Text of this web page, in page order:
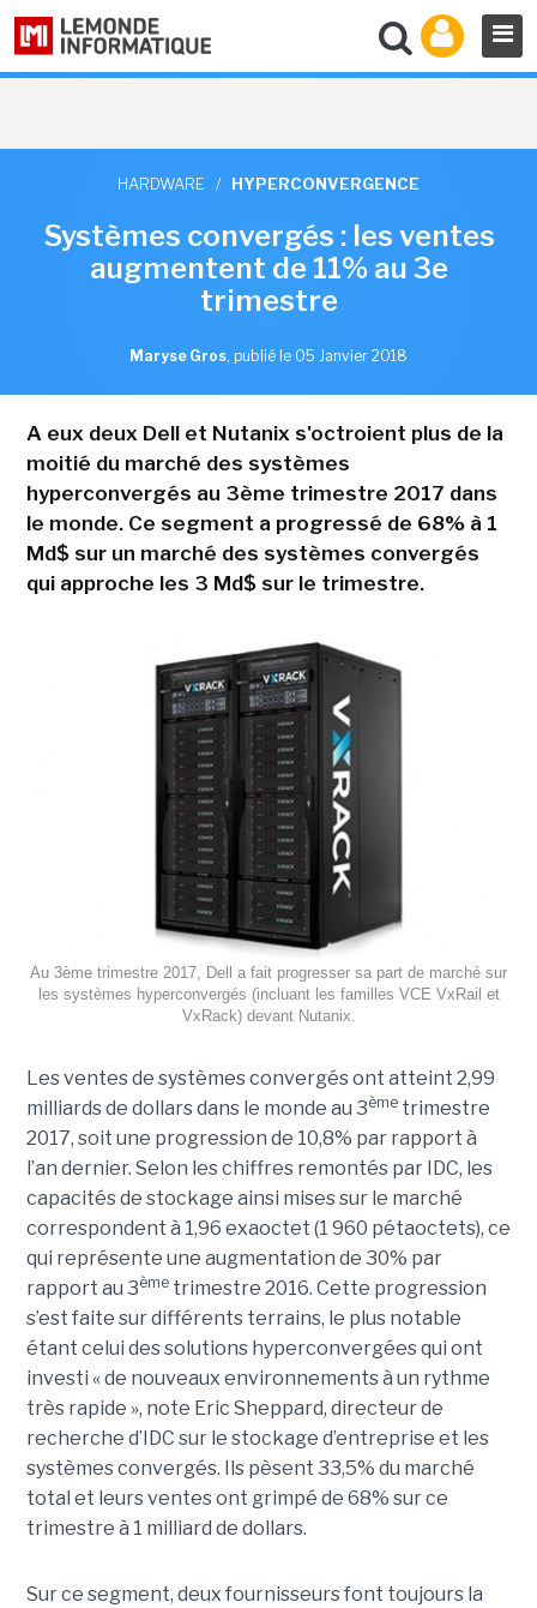
HARDWARE / HYPERCONVERGENCE
Systèmes convergés : les ventes
augmentent de 11% au 3e
trimestre
Maryse Gros, publié le 05 Janvier 2018
A eux deux Dell et Nutanix s'octroient plus de la
moitié du marché des systèmes
hyperconvergés au 3ème trimestre 2017 dans
le monde. Ce segment a progressé de 68% à 1
Md$ sur un marché des systèmes convergés
qui approche les 3 Md$ sur le trimestre.
Au 3ème trimestre 2017, Dell a fait progresser sa part de marché sur
les systèmes hyperconvergés (incluant les familles VCE VxRail et
VxRack) devant Nutanix.
Les ventes de systèmes convergés ont atteint 2,99
milliards de dollars dans le monde au 3èmetrimestre
2017, soit une progression de 10,8% par rapport à
l’an dernier. Selon les chiffres remontés par IDC, les
capacités de stockage ainsi mises sur le marché
correspondent à 1,96 exaoctet (1 960 pétaoctets), ce
qui représente une augmentation de 30% par
rapport au 3èmetrimestre 2016. Cette progression
s’est faite sur différents terrains, le plus notable
étant celui des solutions hyperconvergées qui ont
investi « de nouveaux environnements à un rythme
très rapide », note Eric Sheppard, directeur de
recherche d’IDC sur le stockage d’entreprise et les
systèmes convergés. Ils pèsent 33,5% du marché
total et leurs ventes ont grimpé de 68% sur ce
trimestre à 1 milliard de dollars.
Sur ce segment, deux fournisseurs font toujours la